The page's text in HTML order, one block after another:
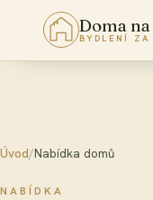
Doma
BYDLENÍ
Úvod/Nabídka domů
NABÍDKA